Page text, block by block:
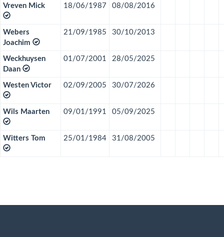
Vreven Mick 18/06/1987 08/08/2016
Webers
Joachim
21/09/1985 30/10/2013
Weckhuysen
Daan
01/07/2001 28/05/2025
Westen Victor 02/09/2005 30/07/2026
Wils Maarten 09/01/1991 05/09/2025
Witters Tom 25/01/1984 31/08/2005